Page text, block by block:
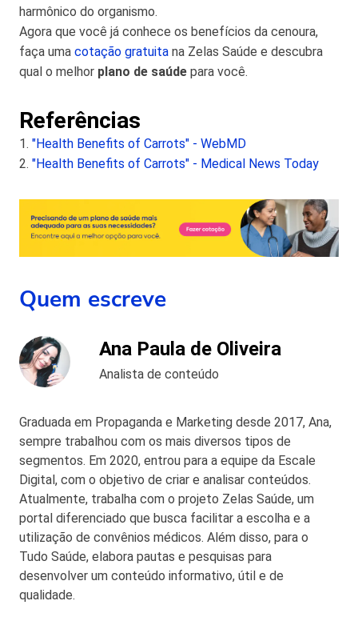
harmônico do organismo.
Agora que você já conhece os benefícios da cenoura,
faça uma cotação gratuita na Zelas Saúde e descubra
qual o melhor plano de saúde para você.
Referências
1. "Health Benefits of Carrots" - WebMD
2. "Health Benefits of Carrots" - Medical News Today
Quem escreve
Ana Paula de Oliveira
Analista de conteúdo
Graduada em Propaganda e Marketing desde 2017, Ana,
sempre trabalhou com os mais diversos tipos de
segmentos. Em 2020, entrou para a equipe da Escale
Digital, com o objetivo de criar e analisar conteúdos.
Atualmente, trabalha com o projeto Zelas Saúde, um
portal diferenciado que busca facilitar a escolha e a
utilização de convênios médicos. Além disso, para o
Tudo Saúde, elabora pautas e pesquisas para
desenvolver um conteúdo informativo, útil e de
qualidade.